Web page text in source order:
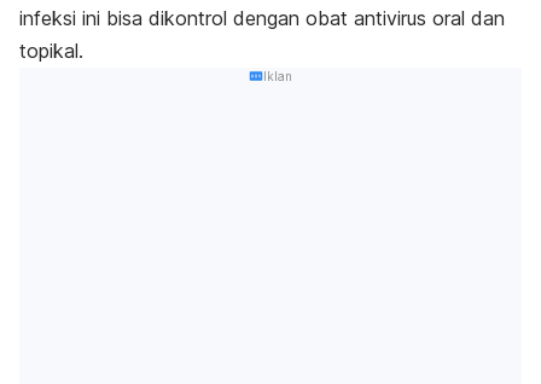
infeksi ini bisa dikontrol dengan obat antivirus oral dan
topikal.
Iklan